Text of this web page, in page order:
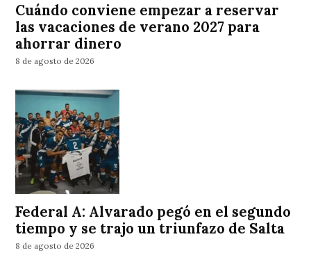
Cuándo conviene empezar a reservar
las vacaciones de verano 2027 para
ahorrar dinero
8 de agosto de 2026
Federal A: Alvarado pegó en el segundo
tiempo y se trajo un triunfazo de Salta
8 de agosto de 2026